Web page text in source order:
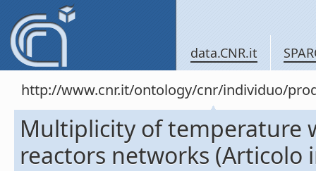
data.CNR.it
http://www.cnr.it/ontology/cnr/individuo/
Multiplicity of temperature
reactors networks (Articolo